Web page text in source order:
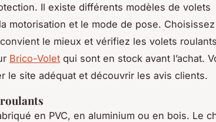
Il existe différents modèles de volets
motorisation et le mode de pose.
le mieux et vérifiez les volets roulants
Brico-Volet qui sont en stock avant l’achat.
le site adéquat et découvrir les avis clients.
en PVC, en aluminium ou en bois. Le